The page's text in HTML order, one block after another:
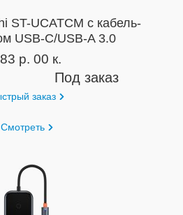
ST-UCATCM с кабель-
USB-C/USB-A 3.0
83 р. 00 к.
Под заказ
заказ
Смотреть